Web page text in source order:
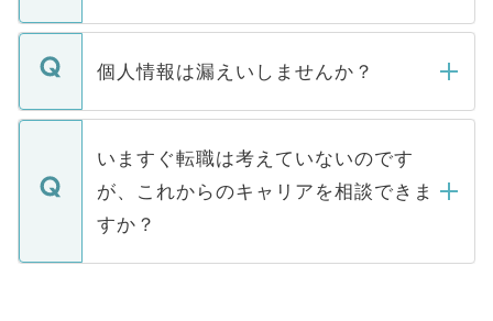
ません。
■応募殺到を避けるため 人気のある医療機
関を公にしてしまうと、応募が殺到する場
に、医療機関が求める条件に合った人材の
みを人材紹介会社に依頼するケースが増え
ています。
転職・入職を強要することは一切ありませ
ん。また、仮に応募先から内定をいただい
定を承諾する必要はありません。内定先へ
の辞退の連絡はキャリアパートナーが行い
個人情報は漏えいしませんか？
個人情報が漏えいすることはありませんの
で、ご安心ください。当サイトからの登録
などで収集したご登録者様の個人情報は、
ご本人のキャリアアップおよび転職活動の
支援を目的に使用いたします。お預かりし
ているすべての個人データはご本人の許可
いますぐ転職は考えていないのです
が、これからのキャリアを相談できま
すか？